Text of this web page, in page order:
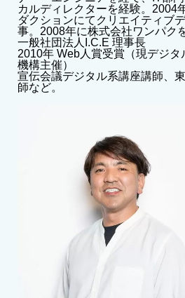
カルディレクターを経験。2004
ダクションにてクリエイティブ
事。2008年に株式会社ワンパク
一般社団法人I.C.E 理事長
2010年 Web人賞受賞（現デジ
機構主催）
宣伝会議デジタル系講座講師、
師など。